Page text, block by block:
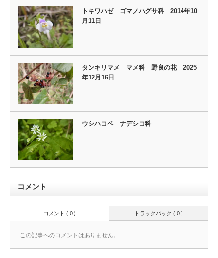
トキワハゼ ゴマノハグサ科 2014年10
月11日
タンキリマメ マメ科 野良の花 2025
年12月16日
ウシハコベ ナデシコ科
コメント
トラックバック ( 0 )
コメント ( 0 )
この記事へのコメントはありません。